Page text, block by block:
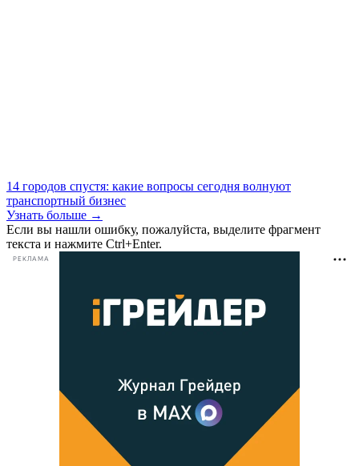
14 городов спустя: какие вопросы сегодня волнуют
транспортный бизнес
Узнать больше →
Если вы нашли ошибку, пожалуйста, выделите фрагмент
текста и нажмите Ctrl+Enter.
РЕКЛАМА